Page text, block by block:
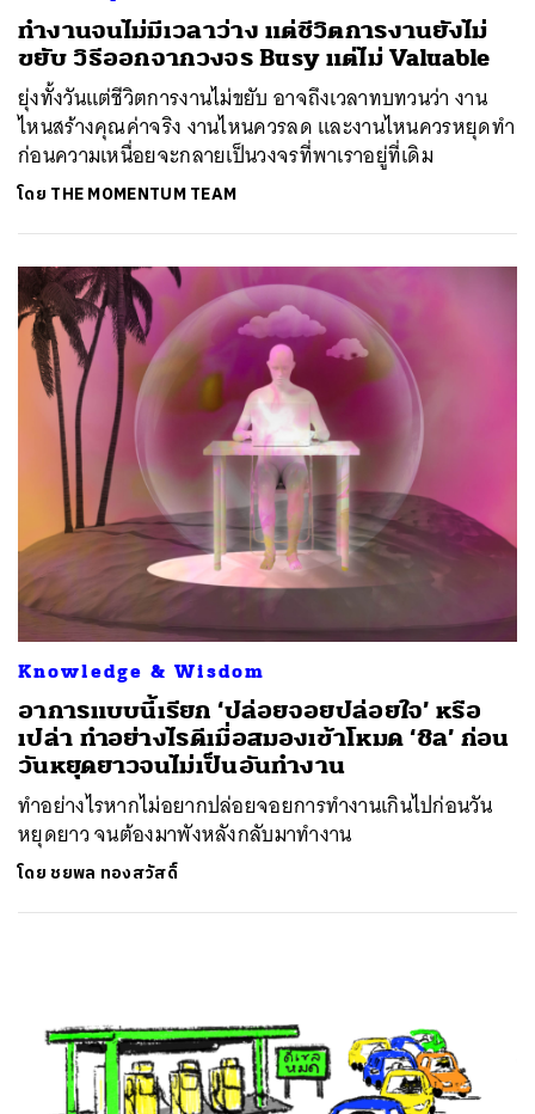
ทำงานจนไม่มีเวลาว่าง แต่ชีวิตการงานยังไม่
ขยับ วิธีออกจากวงจร Busy แต่ไม่ Valuable
ยุ่งทั้งวันแต่ชีวิตการงานไม่ขยับ อาจถึงเวลาทบทวนว่า งาน
ไหนสร้างคุณค่าจริง งานไหนควรลด และงานไหนควรหยุดทำ
ก่อนความเหนื่อยจะกลายเป็นวงจรที่พาเราอยู่ที่เดิม
โดย THE MOMENTUM TEAM
Knowledge & Wisdom
อาการแบบนี้เรียก ‘ปล่อยจอยปล่อยใจ’ หรือ
เปล่า ทำอย่างไรดีเมื่อสมองเข้าโหมด ‘ชิล’ ก่อน
วันหยุดยาวจนไม่เป็นอันทำงาน
ทำอย่างไรหากไม่อยากปล่อยจอยการทำงานเกินไปก่อนวัน
หยุดยาว จนต้องมาพังหลังกลับมาทำงาน
โดย ชยพล ทองสวัสดิ์